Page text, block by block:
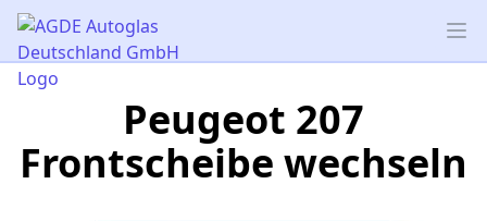
AGDE Autoglas Deutschland GmbH
Peugeot 207
Frontscheibe wechseln